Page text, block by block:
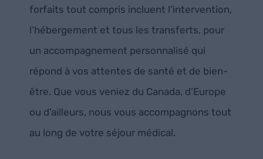
forfaits tout compris incluent l’intervention,
l’hébergement et tous les transferts, pour
un accompagnement personnalisé qui
répond à vos attentes de santé et de bien-
être. Que vous veniez du Canada, d’Europe
ou d’ailleurs, nous vous accompagnons tout
au long de votre séjour médical.